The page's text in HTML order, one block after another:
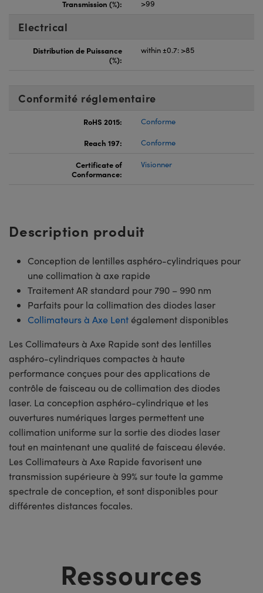
Transmission (%): >99
Electrical
Distribution de Puissance
(%):
within ±0.7: >85
Conformité réglementaire
RoHS 2015:
Conforme
Reach 197:
Conforme
Certificate of
Conformance:
Visionner
Description produit
Conception de lentilles asphéro-cylindriques pour
une collimation à axe rapide
Traitement AR standard pour 790 – 990 nm
Parfaits pour la collimation des diodes laser
Collimateurs à Axe Lentégalement disponibles
Les Collimateurs à Axe Rapide sont des lentilles
asphéro-cylindriques compactes à haute
performance conçues pour des applications de
contrôle de faisceau ou de collimation des diodes
laser. La conception asphéro-cylindrique et les
ouvertures numériques larges permettent une
collimation uniforme sur la sortie des diodes laser
tout en maintenant une qualité de faisceau élevée.
Les Collimateurs à Axe Rapide favorisent une
transmission supérieure à 99% sur toute la gamme
spectrale de conception, et sont disponibles pour
différentes distances focales.
Ressources